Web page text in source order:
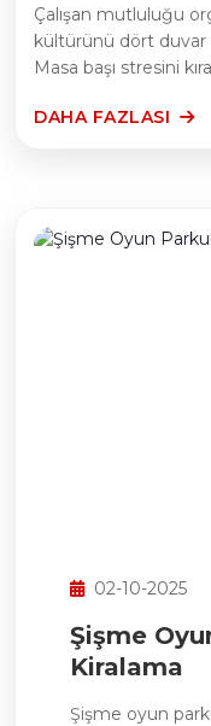
Çalışan mutluluğu
kültürünü dört duvar
Masa başı stresini
DAHA FAZLASI
02-10-2025
Şişme
Kiralama
Şişme oyun